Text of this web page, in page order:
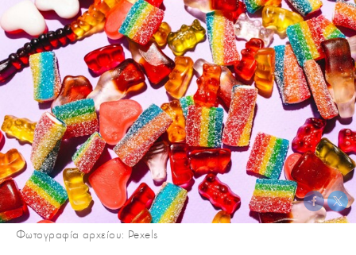
Φωτογραφία αρχείου: Pexels